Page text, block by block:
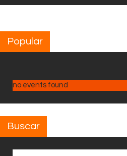
Popular
no events found
Buscar